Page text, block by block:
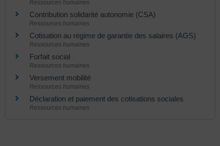
Ressources humaines
Contribution solidarité autonomie (CSA)
Ressources humaines
Cotisation au régime de garantie des salaires (AGS)
Ressources humaines
Forfait social
Ressources humaines
Versement mobilité
Ressources humaines
Déclaration et paiement des cotisations sociales
Ressources humaines